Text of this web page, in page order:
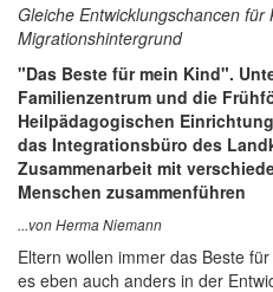
Gleiche Entwicklungschancen
Migrationshintergrund
"Das Beste für mein Kind".
Familienzentrum und die
Heilpädagogischen
das Integrationsbüro des
Zusammenarbeit mit
Menschen zusammenführen
...von Herma Niemann
Eltern wollen immer das Beste
es eben auch anders in der